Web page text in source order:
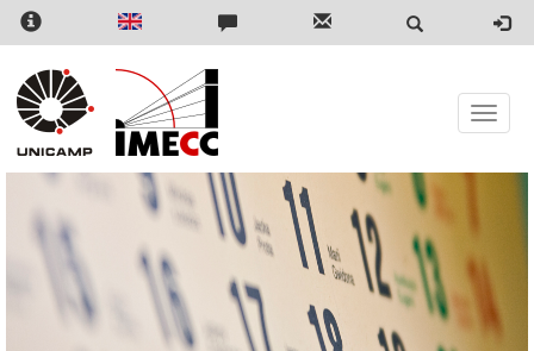
Pular
para
conteúdo
principal
Toggle